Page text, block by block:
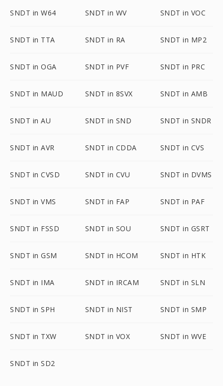
SNDT in W64 SNDT in WV SNDT in VOC
SNDT in TTA SNDT in RA SNDT in MP2
SNDT in OGA SNDT in PVF SNDT in PRC
SNDT in MAUD SNDT in 8SVX SNDT in AMB
SNDT in AU SNDT in SND SNDT in SNDR
SNDT in AVR SNDT in CDDA SNDT in CVS
SNDT in CVSD SNDT in CVU SNDT in DVMS
SNDT in VMS SNDT in FAP SNDT in PAF
SNDT in FSSD SNDT in SOU SNDT in GSRT
SNDT in GSM SNDT in HCOM SNDT in HTK
SNDT in IMA SNDT in IRCAM SNDT in SLN
SNDT in SPH SNDT in NIST SNDT in SMP
SNDT in TXW SNDT in VOX SNDT in WVE
SNDT in SD2